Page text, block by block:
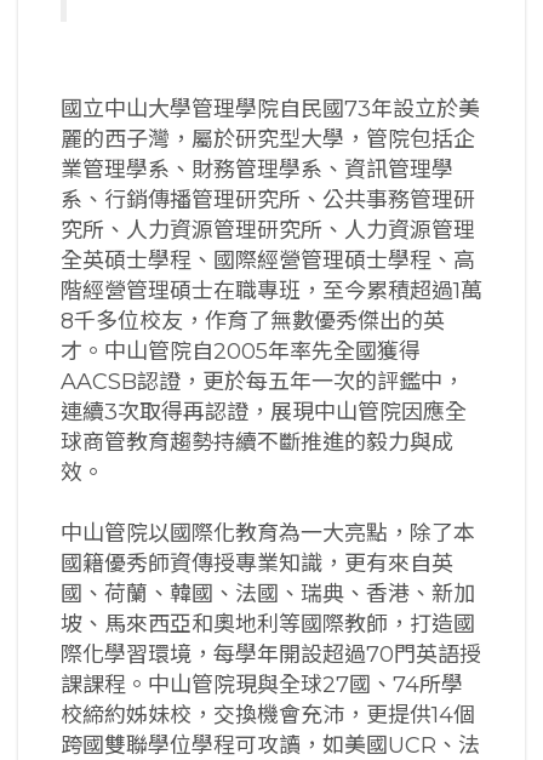
國立中山大學管理學院自民國73年設立於美
麗的西子灣，屬於研究型大學，管院包括企
業管理學系、財務管理學系、資訊管理學
系、行銷傳播管理研究所、公共事務管理研
究所、人力資源管理研究所、人力資源管理
全英碩士學程、國際經營管理碩士學程、高
階經營管理碩士在職專班，至今累積超過1萬
8千多位校友，作育了無數優秀傑出的英
才。中山管院自2005年率先全國獲得
AACSB認證，更於每五年一次的評鑑中，
連續3次取得再認證，展現中山管院因應全
球商管教育趨勢持續不斷推進的毅力與成
效。
中山管院以國際化教育為一大亮點，除了本
國籍優秀師資傳授專業知識，更有來自英
國、荷蘭、韓國、法國、瑞典、香港、新加
坡、馬來西亞和奧地利等國際教師，打造國
際化學習環境，每學年開設超過70門英語授
課課程。中山管院現與全球27國、74所學
校締約姊妹校，交換機會充沛，更提供14個
跨國雙聯學位學程可攻讀，如美國UCR、法